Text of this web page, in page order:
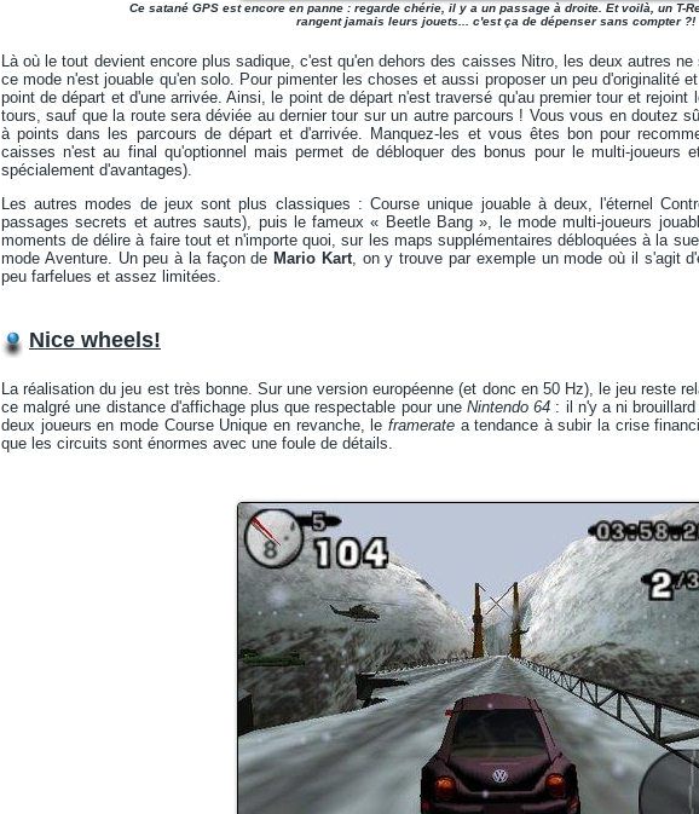
Ce satané GPS est encore en panne : regarde chérie, il y a un passage à droite. Et voilà, un T-
rangent jamais leurs jouets... c'est ça de dépenser sans compter ?!
Là où le tout devient encore plus sadique, c'est qu'en dehors des caisses Nitro, les deux autres
ce mode n'est jouable qu'en solo. Pour pimenter les choses et aussi proposer un peu d'originalité
point de départ et d'une arrivée. Ainsi, le point de départ n'est traversé qu'au premier tour et
tours, sauf que la route sera déviée au dernier tour sur un autre parcours ! Vous vous en doutez
à points dans les parcours de départ et d'arrivée. Manquez-les et vous êtes bon pour
caisses n'est au final qu'optionnel mais permet de débloquer des bonus pour le multi-joueurs
spécialement d'avantages).
Les autres modes de jeux sont plus classiques : Course unique jouable à deux, l'éternel
passages secrets et autres sauts), puis le fameux « Beetle Bang », le mode multi-joueurs
moments de délire à faire tout et n'importe quoi, sur les maps supplémentaires débloquées à la
mode Aventure. Un peu à la façon de Mario Kart, on y trouve par exemple un mode où il s'agit
peu farfelues et assez limitées.
Nice wheels!
La réalisation du jeu est très bonne. Sur une version européenne (et donc en 50 Hz), le jeu reste
ce malgré une distance d'affichage plus que respectable pour une Nintendo 64 : il n'y a ni
deux joueurs en mode Course Unique en revanche, le frameratea tendance à subir la crise
que les circuits sont énormes avec une foule de détails.